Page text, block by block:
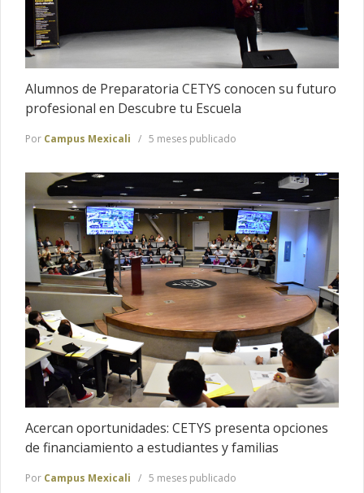
Alumnos de Preparatoria CETYS conocen su futuro
profesional en Descubre tu Escuela
Por Campus Mexicali 5 meses publicado
Acercan oportunidades: CETYS presenta opciones
de financiamiento a estudiantes y familias
Por Campus Mexicali 5 meses publicado